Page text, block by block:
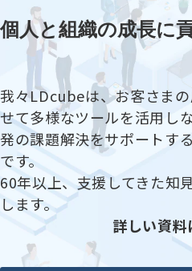
事例紹
セミナー
お役立
資料ダウ
パートナ
個人と組織の成長に
我々LDcubeは、お客さま
せて多様なツールを活用し
発の課題解決をサポートす
です。
60年以上、支援してきた知
します。
詳しい資料